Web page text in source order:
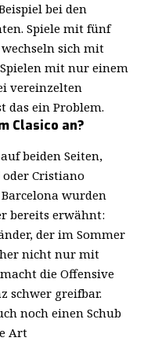
bei den
Spiele mit fünf
sich mit
mit nur einem
vereinzelten
das ein Problem.
Clasico an?
beiden Seiten,
oder Cristiano
Barcelona wurden
bereits erwähnt:
der im Sommer
nicht nur mit
die Offensive
schwer greifbar.
noch einen Schub
Art